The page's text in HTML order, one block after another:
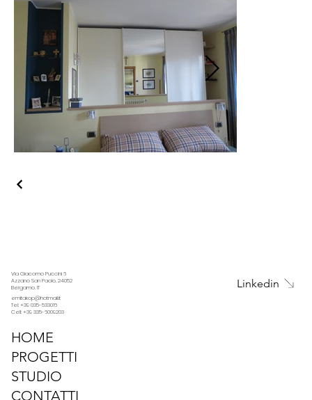
Via Giacomo Puccini 6
Azzano San Paolo, 24052
Bergamo, IT
emitakop@hotmail.it
Tel: +39 035-533016
Cell: +39 335-6009203
HOME
PROGETTI
STUDIO
CONTATTI
Linkedin